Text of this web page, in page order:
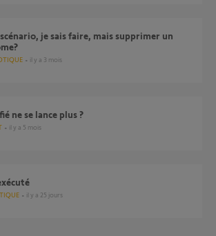
il y a 3 mois
ne se lance plus ?
il y a 5 mois
il y a 25 jours